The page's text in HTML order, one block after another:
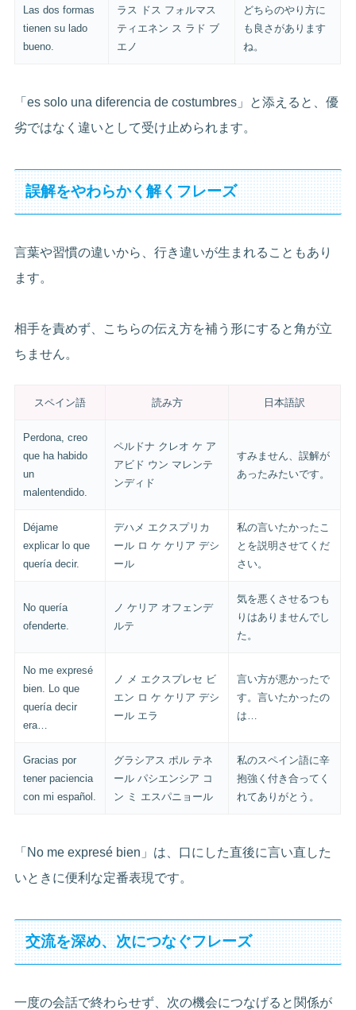
Las dos formas
tienen su lado
bueno.
ラス ドス フォルマス
ティエネン ス ラド ブ
エノ
どちらのやり方に
も良さがあります
ね。
「es solo una diferencia de costumbres」と添えると、優
劣ではなく違いとして受け止められます。
誤解をやわらかく解くフレーズ
言葉や習慣の違いから、行き違いが生まれることもあり
ます。
相手を責めず、こちらの伝え方を補う形にすると角が立
ちません。
スペイン語 読み方 日本語訳
Perdona, creo
que ha habido
un
malentendido.
ペルドナ クレオ ケ ア
アビド ウン マレンテ
ンディド
すみません、誤解が
あったみたいです。
Déjame
explicar lo que
quería decir.
デハメ エクスプリカ
ール ロ ケ ケリア デシ
ール
私の言いたかったこ
とを説明させてくだ
さい。
No quería
ofenderte.
ノ ケリア オフェンデ
ルテ
気を悪くさせるつも
りはありませんでし
た。
No me expresé
bien. Lo que
quería decir
era…
ノ メ エクスプレセ ビ
エン ロ ケ ケリア デシ
ール エラ
言い方が悪かったで
す。言いたかったの
は…
Gracias por
tener paciencia
con mi español.
グラシアス ポル テネ
ール パシエンシア コ
ン ミ エスパニョール
私のスペイン語に辛
抱強く付き合ってく
れてありがとう。
「No me expresé bien」は、口にした直後に言い直した
いときに便利な定番表現です。
交流を深め、次につなぐフレーズ
一度の会話で終わらせず、次の機会につなげると関係が